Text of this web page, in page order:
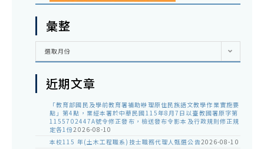
彙整
彙
選取月份
近期文章
「教育部國民及學前教育署補助辦理原住民族語文教學作業實施要
點」第4點，業經本署於中華民國115年8月7日以臺教國署原字第
1155702447A號令修正發布，檢送發布令影本及行政規則修正規
定各1份2026-08-10
本校115 年(土木工程職系)技士職務代理人甄選公告2026-08-10